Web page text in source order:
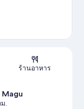
ร้านอาหาร
Magu
.